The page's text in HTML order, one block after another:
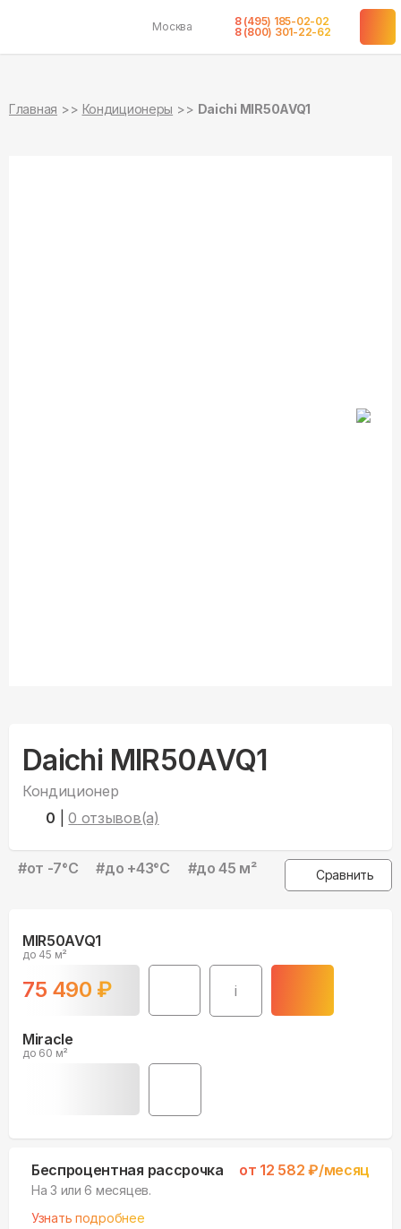
Москва
8 (495) 185-02-02
8 (800) 301-22-62
Главная Кондиционеры Daichi MIR50AVQ1
Daichi MIR50AVQ1
Кондиционер
0
0 отзывов(а)
#от -7°С #до +43°С #до 45 м² Сравнить
MIR50AVQ1
до 45 м²
75 490 ₽ i
Miracle
до 60 м²
Беспроцентная рассрочка от 12 582 ₽/месяц
На 3 или 6 месяцев.
Узнать подробнее